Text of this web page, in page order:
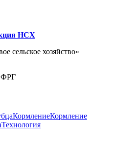
НСХ
сельское хозяйство»
ФРГ
КормлениеКормление
Технология